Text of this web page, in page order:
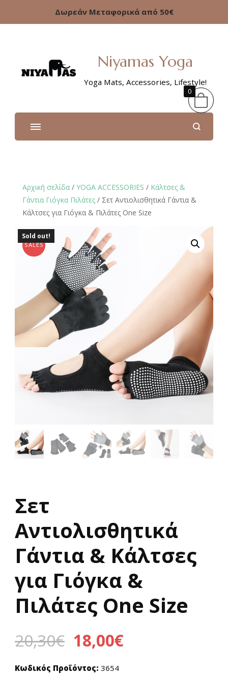
Δωρεάν Μεταφορικά από 50€
Niyamas Yoga
Yoga Mats, Accessories, Lifestyle!
Αρχική σελίδα / YOGA ACCESSORIES / Κάλτσες &
Γάντια Γιόγκα Πιλάτες / Σετ Αντιολισθητικά Γάντια &
Κάλτσες για Γιόγκα & Πιλάτες One Size
SALES
Sold out!
Σετ
Αντιολισθητικά
Γάντια & Κάλτσες
για Γιόγκα &
Πιλάτες One Size
20,30€ Original
price
18,00€
Κωδικός Προϊόντος: 3654
0